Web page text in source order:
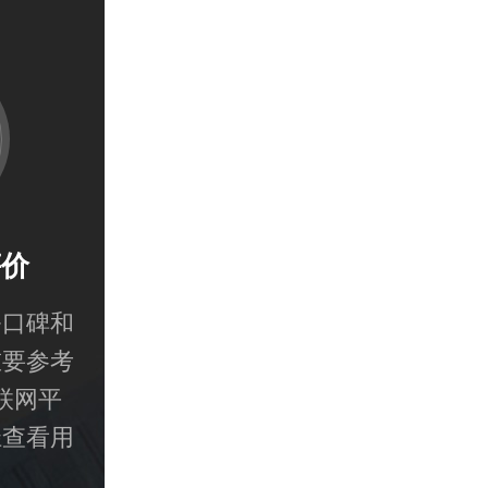
碑和
参考
网平
看用